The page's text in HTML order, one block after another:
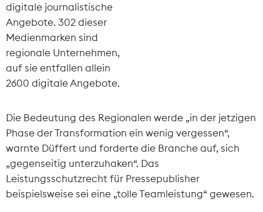
digitale journalistische
Angebote. 302 dieser
Medienmarken sind
regionale Unternehmen,
auf sie entfallen allein
2600 digitale Angebote.
Die Bedeutung des Regionalen werde „in der jetzigen
Phase der Transformation ein wenig vergessen“,
warnte Düffert und forderte die Branche auf, sich
„gegenseitig unterzuhaken“. Das
Leistungsschutzrecht für Pressepublisher
beispielsweise sei eine „tolle Teamleistung“ gewesen.